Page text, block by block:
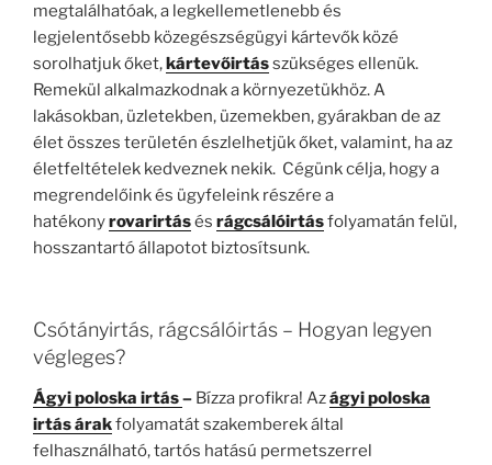
megtalálhatóak, a legkellemetlenebb és
legjelentősebb közegészségügyi kártevők közé
sorolhatjuk őket,kártevőirtásszükséges ellenük.
Remekül alkalmazkodnak a környezetükhöz. A
lakásokban, üzletekben, üzemekben, gyárakban de az
élet összes területén észlelhetjük őket, valamint, ha az
életfeltételek kedveznek nekik. Cégünk célja, hogy a
megrendelőink és ügyfeleink részére a
hatékonyrovarirtásés rágcsálóirtásfolyamatán felül,
hosszantartó állapotot biztosítsunk.
Csótányirtás, rágcsálóirtás – Hogyan legyen
végleges?
Ágyi poloska irtás– Bízza profikra! Azágyi poloska
irtás árakfolyamatát szakemberek által
felhasználható, tartós hatású permetszerrel